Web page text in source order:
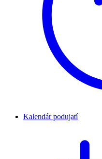
Kalendár podujatí